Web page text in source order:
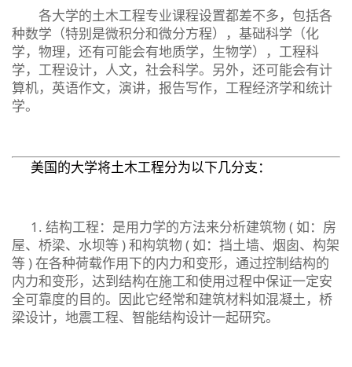
各大学的土木工程专业课程设置都差不多，包括各
种数学（特别是微积分和微分方程），基础科学（化
学，物理，还有可能会有地质学，生物学），工程科
学，工程设计，人文，社会科学。另外，还可能会有计
算机，英语作文，演讲，报告写作，工程经济学和统计
学。
美国的大学将土木工程分为以下几分支：
1. 结构工程：是用力学的方法来分析建筑物 ( 如：房
屋、桥梁、水坝等 ) 和构筑物 ( 如：挡土墙、烟囱、构架
等 ) 在各种荷载作用下的内力和变形，通过控制结构的
内力和变形，达到结构在施工和使用过程中保证一定安
全可靠度的目的。因此它经常和建筑材料如混凝土，桥
梁设计，地震工程、智能结构设计一起研究。